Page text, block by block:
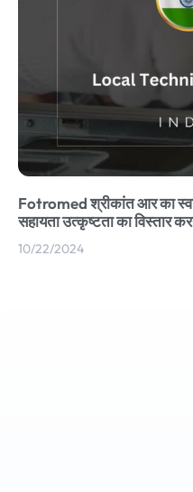
Fotromed श्रीकांत आर का
सहायता उत्कृष्टता का विस्तार
10/22/2024